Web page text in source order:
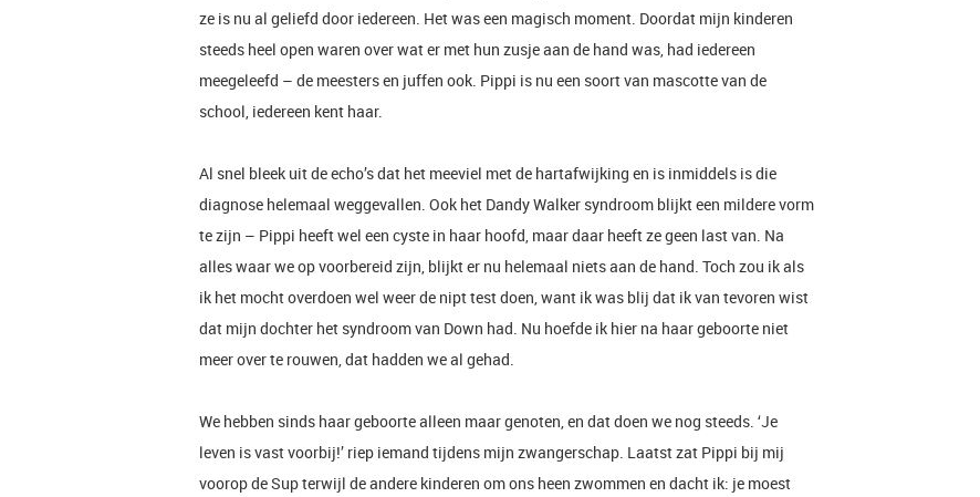
ze is nu al geliefd door iedereen. Het was een magisch moment. Doordat mijn kinderen
steeds heel open waren over wat er met hun zusje aan de hand was, had iedereen
meegeleefd – de meesters en juffen ook. Pippi is nu een soort van mascotte van de
school, iedereen kent haar.
Al snel bleek uit de echo’s dat het meeviel met de hartafwijking en is inmiddels is die
diagnose helemaal weggevallen. Ook het Dandy Walker syndroom blijkt een mildere vorm
te zijn – Pippi heeft wel een cyste in haar hoofd, maar daar heeft ze geen last van. Na
alles waar we op voorbereid zijn, blijkt er nu helemaal niets aan de hand. Toch zou ik als
ik het mocht overdoen wel weer de nipt test doen, want ik was blij dat ik van tevoren wist
dat mijn dochter het syndroom van Down had. Nu hoefde ik hier na haar geboorte niet
meer over te rouwen, dat hadden we al gehad.
We hebben sinds haar geboorte alleen maar genoten, en dat doen we nog steeds. ‘Je
leven is vast voorbij!’ riep iemand tijdens mijn zwangerschap. Laatst zat Pippi bij mij
voorop de Sup terwijl de andere kinderen om ons heen zwommen en dacht ik: je moest